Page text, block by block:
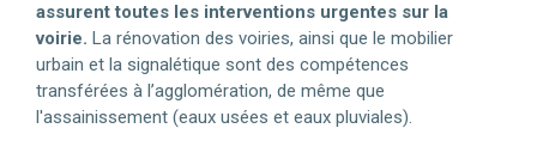
assurent toutes les interventions urgentes sur la
voirie. La rénovation des voiries, ainsi que le mobilier
urbain et la signalétique sont des compétences
transférées à l’agglomération, de même que
l'assainissement (eaux usées et eaux pluviales).